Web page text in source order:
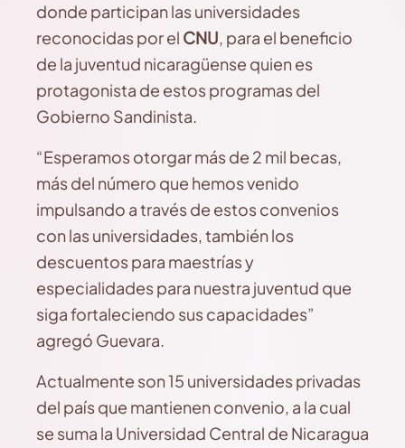
donde participan las universidades
reconocidas por el CNU, para el beneficio
de la juventud nicaragüense quien es
protagonista de estos programas del
Gobierno Sandinista.
“Esperamos otorgar más de 2 mil becas,
más del número que hemos venido
impulsando a través de estos convenios
con las universidades, también los
descuentos para maestrías y
especialidades para nuestra juventud que
siga fortaleciendo sus capacidades”
agregó Guevara.
Actualmente son 15 universidades privadas
del país que mantienen convenio, a la cual
se suma la Universidad Central de Nicaragua